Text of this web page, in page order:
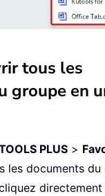
tous les
groupe en
PLUS >
les documents du